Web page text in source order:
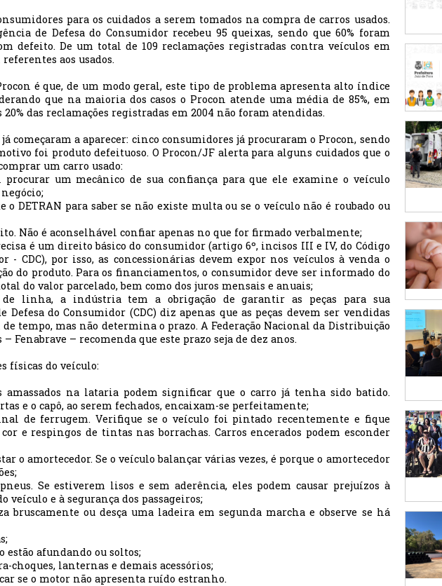
para os cuidados a serem tomados na compra de carros usados.
de Defesa do Consumidor recebeu 95 queixas, sendo que 60% foram
defeito. De um total de 109 reclamações registradas contra veículos em
referentes aos usados.
é que, de um modo geral, este tipo de problema apresenta alto índice
que na maioria dos casos o Procon atende uma média de 85%, em
20% das reclamações registradas em 2004 não foram atendidas.
começaram a aparecer: cinco consumidores já procuraram o Procon, sendo
foi produto defeituoso. O Procon/JF alerta para alguns cuidados que o
um carro usado:
procurar um mecânico de sua confiança para que ele examine o veículo
o DETRAN para saber se não existe multa ou se o veículo não é roubado ou
Não é aconselhável confiar apenas no que for firmado verbalmente;
é um direito básico do consumidor (artigo 6º, incisos III e IV, do Código
- CDC), por isso, as concessionárias devem expor nos veículos à venda o
do produto. Para os financiamentos, o consumidor deve ser informado do
do valor parcelado, bem como dos juros mensais e anuais;
de linha, a indústria tem a obrigação de garantir as peças para sua
Defesa do Consumidor (CDC) diz apenas que as peças devem ser vendidas
tempo, mas não determina o prazo. A Federação Nacional da Distribuição
Fenabrave – recomenda que este prazo seja de dez anos.
físicas do veículo:
amassados na lataria podem significar que o carro já tenha sido batido.
e o capô, ao serem fechados, encaixam-se perfeitamente;
de ferrugem. Verifique se o veículo foi pintado recentemente e fique
e respingos de tintas nas borrachas. Carros encerados podem esconder
o amortecedor. Se o veículo balançar várias vezes, é porque o amortecedor
Se estiverem lisos e sem aderência, eles podem causar prejuízos à
veículo e à segurança dos passageiros;
bruscamente ou desça uma ladeira em segunda marcha e observe se há
estão afundando ou soltos;
choques, lanternas e demais acessórios;
se o motor não apresenta ruído estranho.